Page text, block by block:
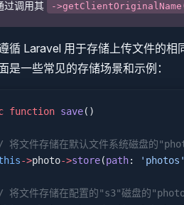
过调用其
-
循 Laravel 用于存储上传文件的相
是一些常见的存储场景和示例：
function save()
将文件存储在默认文件系统磁盘的
->photo->store(path: 'photos'
将文件存储在配置的"s3"磁盘的